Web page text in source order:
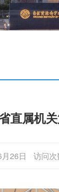
直属机
26日 访问次